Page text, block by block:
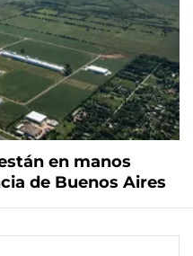
en manos
de Buenos Aires